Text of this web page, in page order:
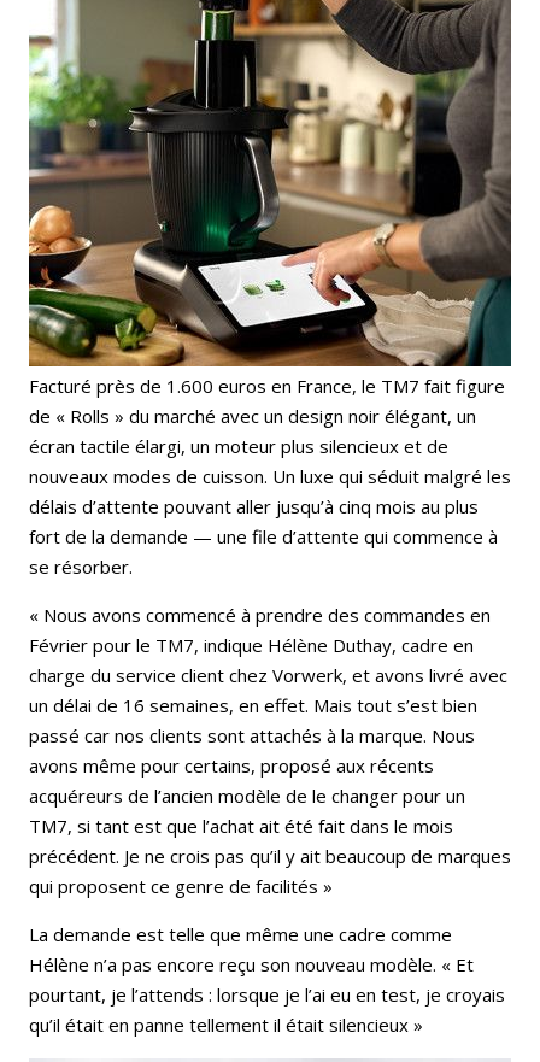
Facturé près de 1.600 euros en France, le TM7 fait figure
de « Rolls » du marché avec un design noir élégant, un
écran tactile élargi, un moteur plus silencieux et de
nouveaux modes de cuisson. Un luxe qui séduit malgré les
délais d’attente pouvant aller jusqu’à cinq mois au plus
fort de la demande — une file d’attente qui commence à
se résorber.
« Nous avons commencé à prendre des commandes en
Février pour le TM7, indique Hélène Duthay, cadre en
charge du service client chez Vorwerk, et avons livré avec
un délai de 16 semaines, en effet. Mais tout s’est bien
passé car nos clients sont attachés à la marque. Nous
avons même pour certains, proposé aux récents
acquéreurs de l’ancien modèle de le changer pour un
TM7, si tant est que l’achat ait été fait dans le mois
précédent. Je ne crois pas qu’il y ait beaucoup de marques
qui proposent ce genre de facilités »
La demande est telle que même une cadre comme
Hélène n’a pas encore reçu son nouveau modèle. « Et
pourtant, je l’attends : lorsque je l’ai eu en test, je croyais
qu’il était en panne tellement il était silencieux »